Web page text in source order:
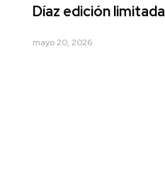
Díaz edición limitada
mayo 20, 2026